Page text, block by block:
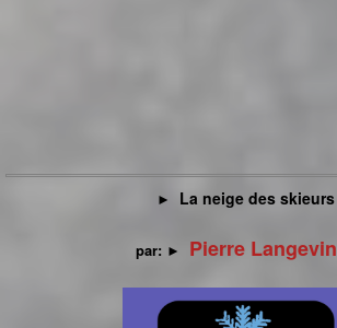
► La neige des skieurs
par: ► Pierre Langevin